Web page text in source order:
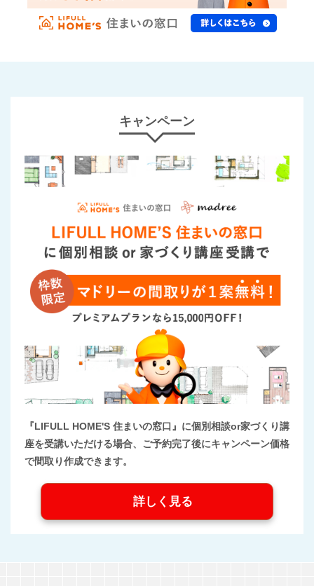
キャンペーン
『LIFULL HOME'S 住まいの窓口』に個別相談or家づくり講
座を受講いただける場合、ご予約完了後にキャンペーン価格
で間取り作成できます。
詳しく見る